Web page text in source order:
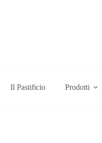
Il Pastificio Prodotti